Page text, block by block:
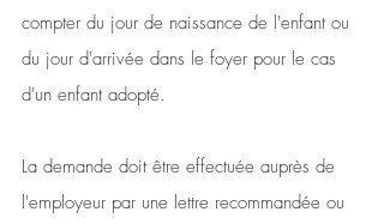
compter du jour de naissance de l'enfant ou
du jour d'arrivée dans le foyer pour le cas
d'un enfant adopté.
La demande doit être effectuée auprès de
l'employeur par une lettre recommandée ou